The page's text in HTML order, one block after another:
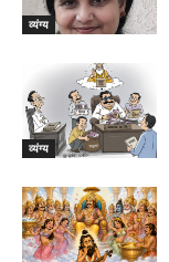
व्यंग्य
व्यंग्य